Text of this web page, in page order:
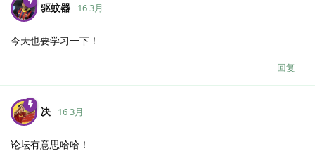
驱蚊器 16 3月
今天也要学习一下！
回复
决 16 3月
论坛有意思哈哈！